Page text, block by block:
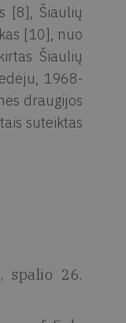
[8], Šiaulių
[10], nuo
Šiaulių
1968-
draugijos
suteiktas
spalio 26.